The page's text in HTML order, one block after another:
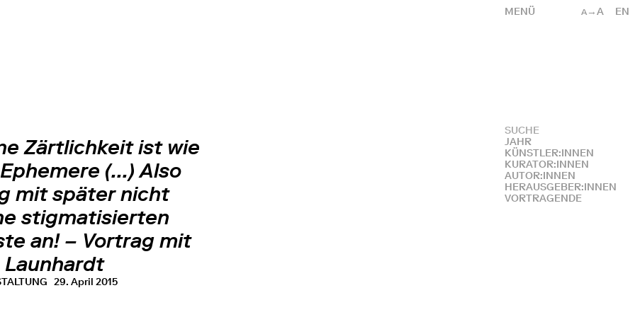
A →A EN
MENÜ
JAHR
KÜNSTLER:INNEN
KURATOR:INNEN
AUTOR:INNEN
HERAUSGEBER:INNEN
VORTRAGENDE
Zärtlichkeit ist wie
(...) Also
mit später nicht
stigmatisierten
an! – Vortrag mit
Launhardt
29. April 2015